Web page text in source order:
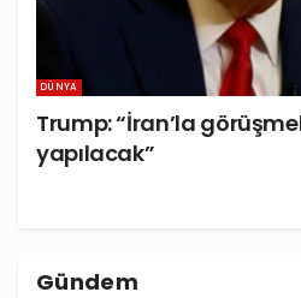
DÜNYA
Trump: “İran’la
yapılacak”
Gündem